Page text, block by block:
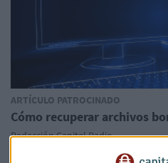
ARTÍCULO PATROCINADO
Cómo recuperar archivos
Redacción Capital Radio